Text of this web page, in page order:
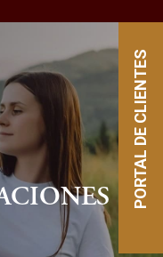
PORTAL DE CLIENTES